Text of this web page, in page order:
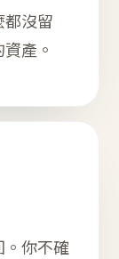
沒留
產。
你不確